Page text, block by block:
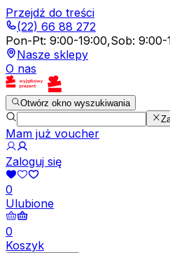
Przejdź do treści
(22) 66 88 272
Pon-Pt: 9:00-19:00,Sob: 9:00-
Nasze sklepy
O nas
Otwórz okno wyszukiwania
Mam już voucher
Zaloguj się
0
Ulubione
0
Koszyk